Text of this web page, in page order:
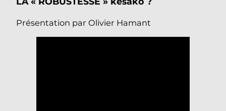
Présentation par Olivier Hamant